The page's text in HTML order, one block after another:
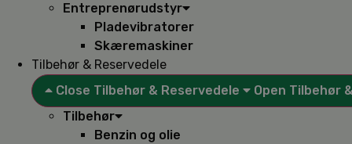
Entreprenørudstyr
Pladevibratorer
Skæremaskiner
Tilbehør & Reservedele
Close Tilbehør & Reservedele
Open Tilbehør
Tilbehør
Benzin og olie